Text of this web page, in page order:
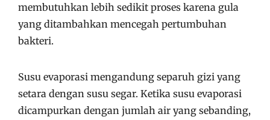
membutuhkan lebih sedikit proses karena gula
yang ditambahkan mencegah pertumbuhan
bakteri.
Susu evaporasi mengandung separuh gizi yang
setara dengan susu segar. Ketika susu evaporasi
dicampurkan dengan jumlah air yang sebanding,